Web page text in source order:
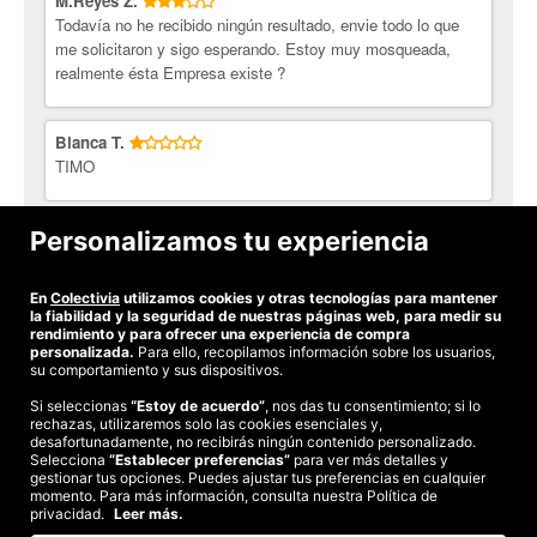
beneficiosos para ayudarte a adelgazar- perder peso, además de
ayudarte a minimizar los riesgos de la Covid y/o sus efectos
secundarios, incluyendo las vacunas.
La oferta incluye sin costo el Test & Prueba Oficial de
Diagnostico-Detección Covid19 por la Sociedad Española de
Inmunología (SEI). Utilizando la técnica desarrollada por los
médicos-científicos del Hospital Foch (Francia), de la
Universidad de Mons (Bélgica) y del Hospital Universitario de
Donostia (España), todos coordinados por el Dr. Jordi Ochando
Escuela de Medicina del Monte Sinai.
Complemento adicional:
Los resultados se entregan por escrito en un eBook de entre 40
y 50 páginas, como enesteejemplo.
Además, ofrecemos entregar los resultados del eBook de la
dieta y menú de 30 días en un libro de tapa blanda, plastificado
y anillado, con entrega a su domicilio.
Esta opción solo estará disponible una vez se haya completado
Todavía no he recibido ningún resultado, envie todo lo que
me solicitaron y sigo esperando. Estoy muy mosqueada,
realmente ésta Empresa existe ?
Blanca T.
TIMO
Maria Cristina P.
no me loenviaron
Ver todas las opiniones
©2026 Colectivia
Términos y condiciones|Política de privacidad|Política de cookies
Estudio turismo de verano 2020
Personalizamos tu experiencia
En Colectivia utilizamos cookies y otras tecnologías para mantener
la fiabilidad y la seguridad de nuestras páginas web, para medir su
rendimiento y para ofrecer una experiencia de compra
personalizada. Para ello, recopilamos información sobre los usuarios,
su comportamiento y sus dispositivos.
Si seleccionas “Estoy de acuerdo”, nos das tu consentimiento; si lo
rechazas, utilizaremos solo las cookies esenciales y,
desafortunadamente, no recibirás ningún contenido personalizado.
Selecciona “Establecer preferencias” para ver más detalles y
gestionar tus opciones. Puedes ajustar tus preferencias en cualquier
momento. Para más información, consulta nuestra Política de
privacidad. Leer más.